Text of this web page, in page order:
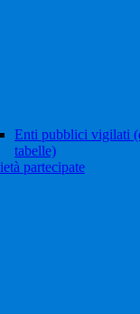
Enti pubblici vigilati
tabelle)
partecipate